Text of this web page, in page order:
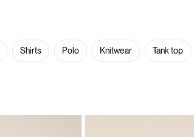
Shirts Polo Knitwear Tank top